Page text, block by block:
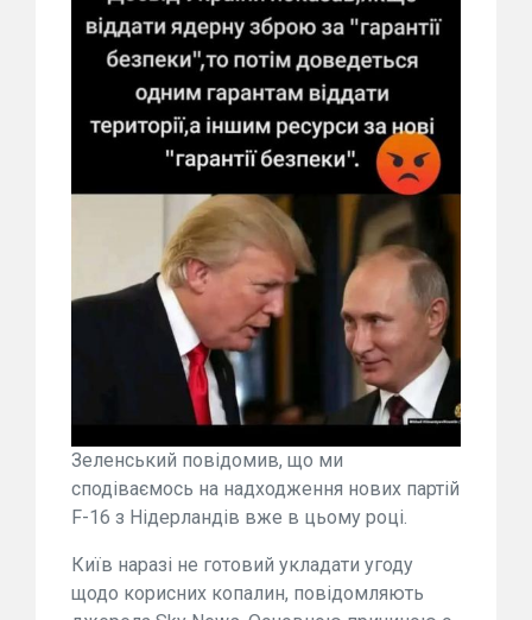
Зеленський повідомив, що ми
сподіваємось на надходження нових партій
F-16 з Нідерландів вже в цьому році.
Київ наразі не готовий укладати угоду
щодо корисних копалин, повідомляють